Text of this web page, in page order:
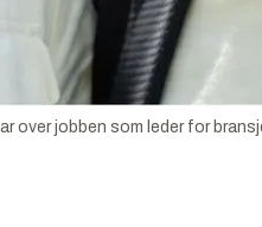
over jobben som leder for